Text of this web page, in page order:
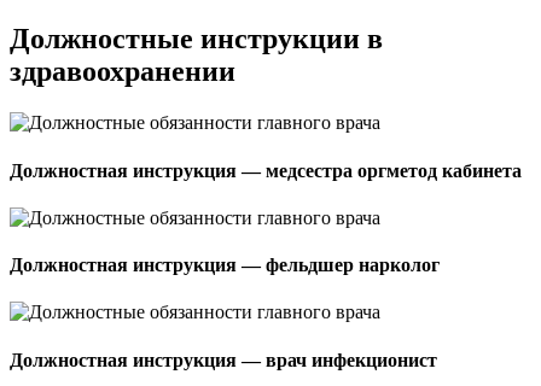
Должностные инструкции в
здравоохранении
Должностная инструкция — медсестра оргметод кабинета
Должностная инструкция — фельдшер нарколог
Должностная инструкция — врач инфекционист